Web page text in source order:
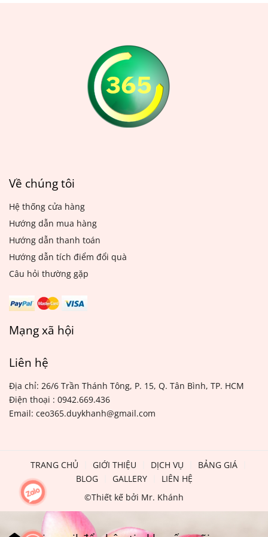
việc giặt màn cửa thường
xuyên là vô cùng cần thiết
để giữ cho ngôi nhà luôn
sạch sẽ và đẹp mắt.
độ mới của thảm. Bạn có
thể thuê dịch vụ giặt thảm
chuyên nghiệp hoặc tự giặt
thảm tại nhà bằng các
cách đơn giản sau đây.
Về chúng tôi
Hệ thống cửa hàng
Hướng dẫn mua hàng
Hướng dẫn thanh toán
Hướng dẫn tích điểm đổi quà
Câu hỏi thường gặp
Mạng xã hội
Liên hệ
Địa chỉ: 26/6 Trần Thánh Tông, P. 15, Q. Tân Bình, TP. HCM
Điện thoại : 0942.669.436
Email: ceo365.duykhanh@gmail.com
TRANG CHỦ GIỚI THIỆU DỊCH VỤ
BẢNG GIÁ
BLOG
GALLERY
LIÊN HỆ
©Thiết kế bởi Mr. Khánh